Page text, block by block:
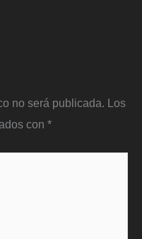
no será publicada.
Los
con *